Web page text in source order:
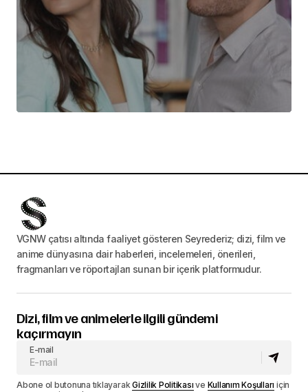
VGNW çatısı altında faaliyet gösteren Seyrederiz; dizi, film ve
anime dünyasına dair haberleri, incelemeleri, önerileri,
fragmanları ve röportajları sunan bir içerik platformudur.
Dizi, film ve animelerle ilgili gündemi
kaçırmayın
E-mail
Abone ol butonuna tıklayarakGizlilik Politikası ve Kullanım Koşulları için